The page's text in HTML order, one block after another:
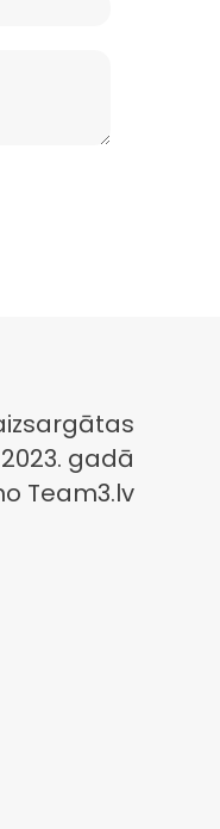
gadā
Team3.lv